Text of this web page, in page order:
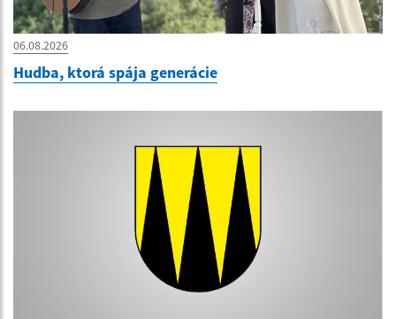
06.08.2026
Hudba, ktorá spája generácie